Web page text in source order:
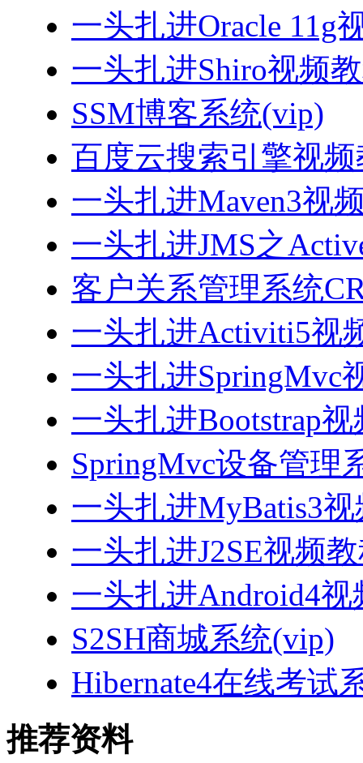
一头扎进Oracle 11g
一头扎进Shiro视频
SSM博客系统(vip)
百度云搜索引擎视
一头扎进Maven3视
一头扎进JMS之
客户关系管理系统
一头扎进Activiti5视
一头扎进SpringMvc
一头扎进Bootstrap
SpringMvc设备管理
一头扎进MyBatis3
一头扎进J2SE视频
一头扎进Android4视
S2SH商城系统(vip)
Hibernate4在线考试
推荐资料